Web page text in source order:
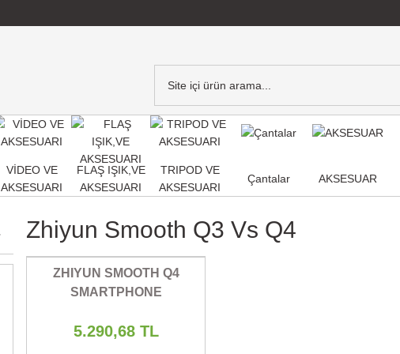
VİDEO VE
AKSESUARI
FLAŞ IŞIK,VE
AKSESUARI
TRIPOD VE
AKSESUARI
Çantalar AKSESUAR
Zhiyun Smooth Q3 Vs Q4
ZHIYUN SMOOTH Q4
SMARTPHONE
5.290,68 TL